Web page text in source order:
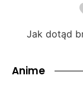
Jak dotąd
Anime